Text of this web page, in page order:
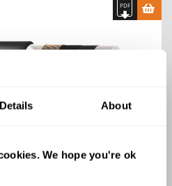
Details About
We hope you're ok